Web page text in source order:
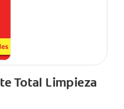
Total Limpieza